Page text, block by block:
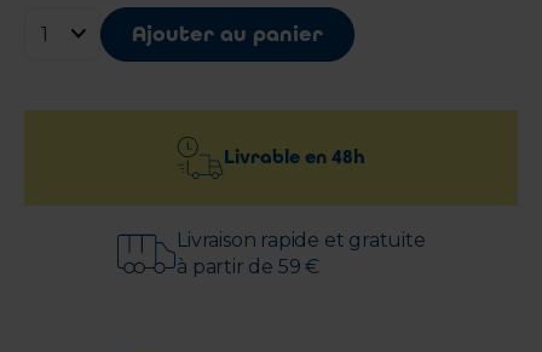
Ajouter au panier
Livrable en 48h
Livraison rapide et gratuite
à partir de 59 €